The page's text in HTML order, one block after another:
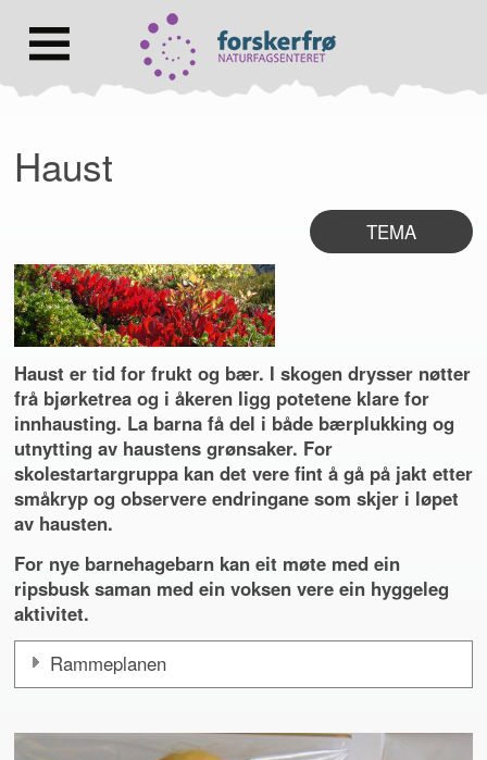
Hovedmeny
til
forsiden
Haust
TEMA
Haust er tid for frukt og bær. I skogen drysser nøtter
frå bjørketrea og i åkeren ligg potetene klare for
innhausting. La barna få del i både bærplukking og
utnytting av haustens grønsaker. For
skolestartargruppa kan det vere fint å gå på jakt etter
småkryp og observere endringane som skjer i løpet
av hausten.
For nye barnehagebarn kan eit møte med ein
ripsbusk saman med ein voksen vere ein hyggeleg
aktivitet.
Rammeplanen